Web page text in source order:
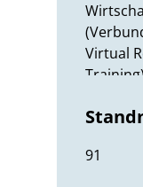
Virtual
Training)
91